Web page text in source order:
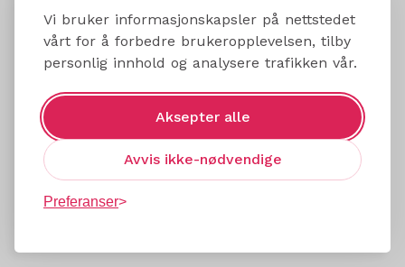
Vi bruker informasjonskapsler på nettstedet
vårt for å forbedre brukeropplevelsen, tilby
personlig innhold og analysere trafikken vår.
Aksepter alle
Avvis ikke-nødvendige
Preferanser